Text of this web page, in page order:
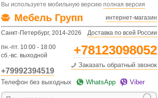
Вы используете мобильную версию полная версия
Мебель Групп интернет-магазин
Санкт-Петербург, 2014-2026 Доставка по всей России
пн.-пт. 10:00 - 18:00
сб.-вс. выходной
+78123098052
+79992394519
Заказать обратный звонок
Телефон без выходных WhatsApp Viber